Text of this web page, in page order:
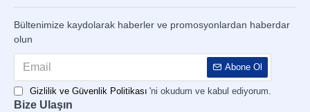
Bültenimize kaydolarak haberler ve promosyonlardan haberdar
olun
Abone Ol
Gizlilik ve Güvenlik Politikası 'ni okudum ve kabul ediyorum.
Bize Ulaşın